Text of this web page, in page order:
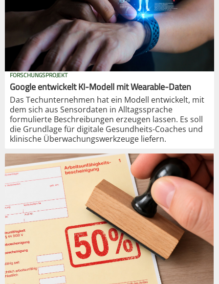
FORSCHUNGSPROJEKT
Google entwickelt KI-Modell mit Wearable-Daten
Das Techunternehmen hat ein Modell entwickelt, mit
dem sich aus Sensordaten in Alltagssprache
formulierte Beschreibungen erzeugen lassen. Es soll
die Grundlage für digitale Gesundheits-Coaches und
klinische Überwachungswerkzeuge liefern.